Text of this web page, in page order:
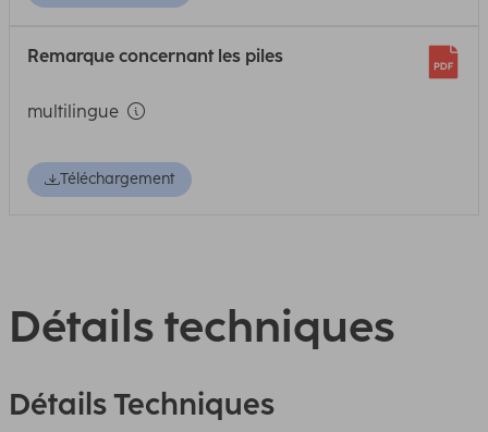
Remarque concernant les piles
multilingue
Téléchargement
Détails techniques
Détails Techniques